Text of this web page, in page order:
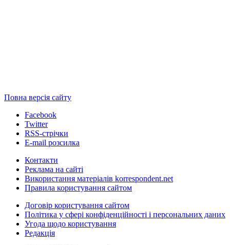
Повна версія сайту
Facebook
Twitter
RSS-стрічки
E-mail розсилка
Контакти
Реклама на сайті
Використання матеріалів korrespondent.net
Правила користування сайтом
Договір користування сайтом
Політика у сфері конфіденційності і персональних даних
Угода щодо користування
Редакція